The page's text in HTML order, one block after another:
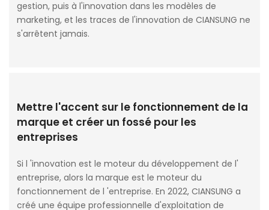
gestion, puis à l'innovation dans les modèles de
marketing, et les traces de l'innovation de CIANSUNG ne
s'arrêtent jamais.
Mettre l'accent sur le fonctionnement de la
marque et créer un fossé pour les
entreprises
Si l 'innovation est le moteur du développement de l'
entreprise, alors la marque est le moteur du
fonctionnement de l 'entreprise. En 2022, CIANSUNG a
créé une équipe professionnelle d'exploitation de